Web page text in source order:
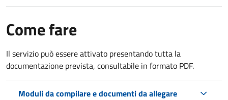
Come fare
Il servizio può essere attivato presentando tutta la
documentazione prevista, consultabile in formato PDF.
Moduli da compilare e documenti da allegare